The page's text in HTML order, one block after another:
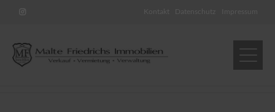
Kontakt Datenschutz Impressum